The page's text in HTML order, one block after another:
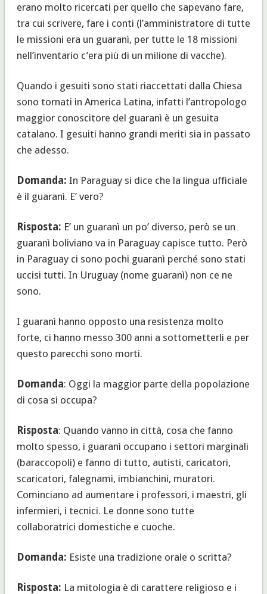
erano molto ricercati per quello che sapevano fare,
tra cui scrivere, fare i conti (l’amministratore di tutte
le missioni era un guaranì, per tutte le 18 missioni
nell’inventario c’era più di un milione di vacche).
Quando i gesuiti sono stati riaccettati dalla Chiesa
sono tornati in America Latina, infatti l’antropologo
maggior conoscitore del guaranì è un gesuita
catalano. I gesuiti hanno grandi meriti sia in passato
che adesso.
Domanda: In Paraguay si dice che la lingua ufficiale
è il guaranì. E’ vero?
Risposta: E’ un guaranì un po’ diverso, però se un
guaranì boliviano va in Paraguay capisce tutto. Però
in Paraguay ci sono pochi guaranì perché sono stati
uccisi tutti. In Uruguay (nome guaranì) non ce ne
sono.
I guaranì hanno opposto una resistenza molto
forte, ci hanno messo 300 anni a sottometterli e per
questo parecchi sono morti.
Domanda: Oggi la maggior parte della popolazione
di cosa si occupa?
Risposta: Quando vanno in città, cosa che fanno
molto spesso, i guaranì occupano i settori marginali
(baraccopoli) e fanno di tutto, autisti, caricatori,
scaricatori, falegnami, imbianchini, muratori.
Cominciano ad aumentare i professori, i maestri, gli
infermieri, i tecnici. Le donne sono tutte
collaboratrici domestiche e cuoche.
Domanda: Esiste una tradizione orale o scritta?
Risposta: La mitologia è di carattere religioso e i